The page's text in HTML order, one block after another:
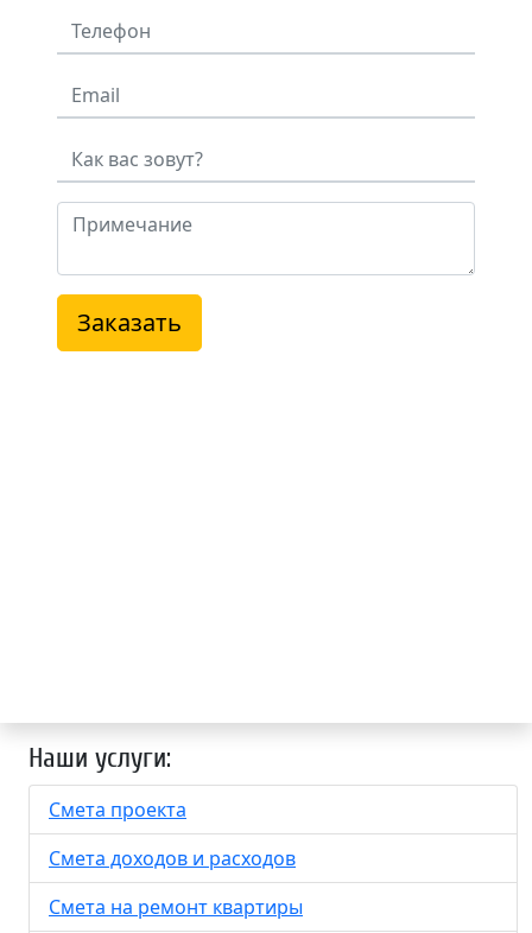
Заказать
Наши услуги:
Смета проекта
Смета доходов и расходов
Смета на ремонт квартиры